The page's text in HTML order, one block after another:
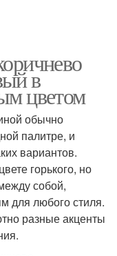
в
цветом
обычно
палитре, и
вариантов.
горького, но
собой,
для любого стиля.
разные акценты